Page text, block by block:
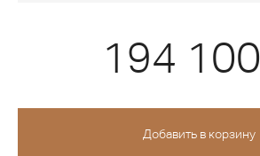
194 100